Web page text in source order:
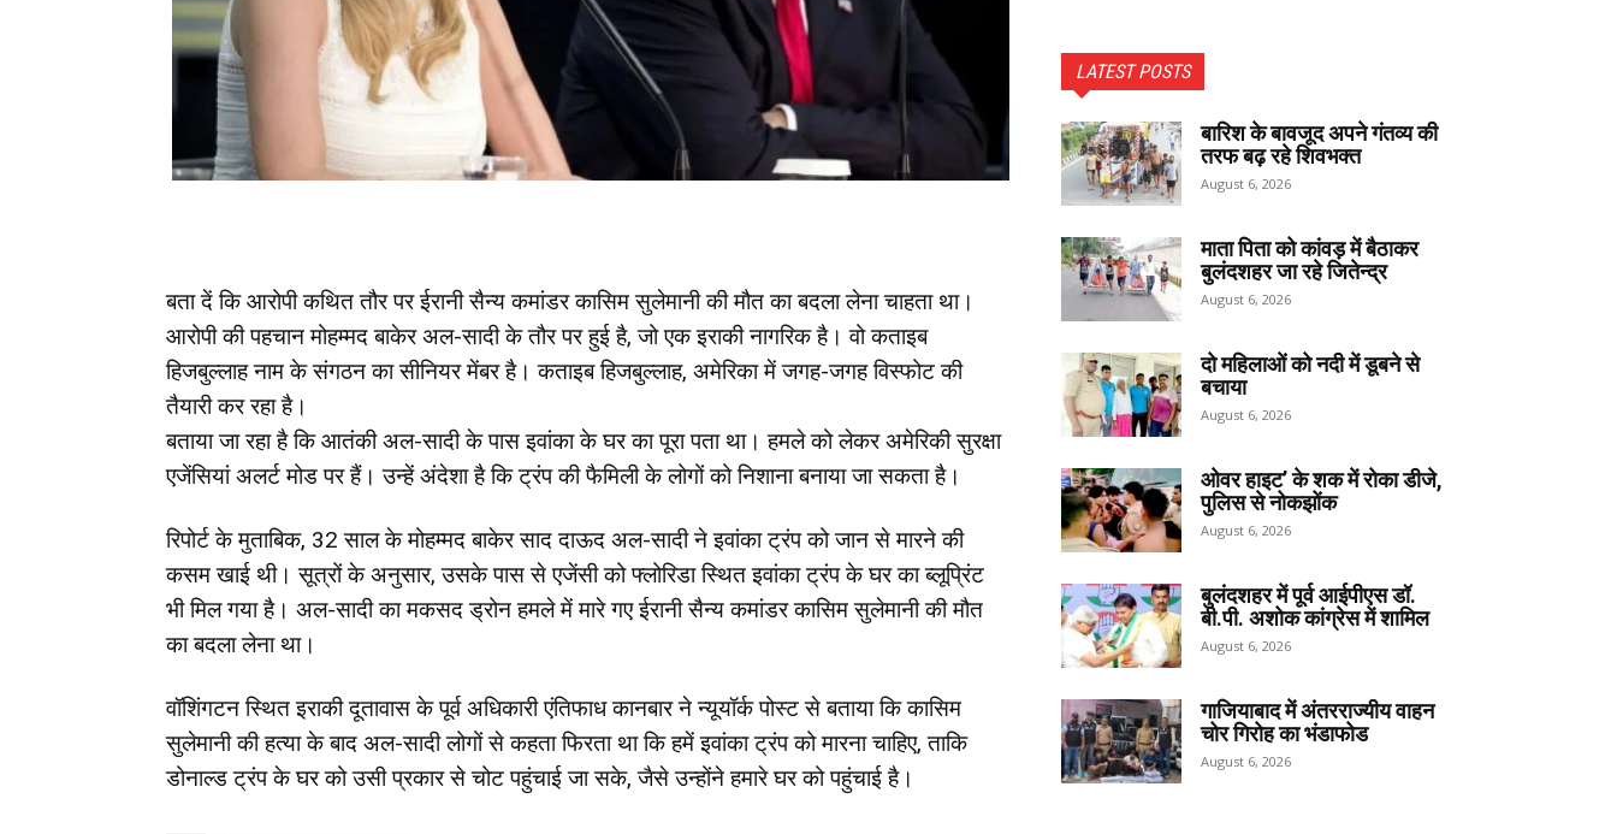
बता दें कि आरोपी कथित तौर पर ईरानी सैन्य कमांडर कासिम सुलेमानी की मौत का बदला लेना चाहता था।
आरोपी की पहचान मोहम्मद बाकेर अल-सादी के तौर पर हुई है, जो एक इराकी नागरिक है। वो कताइब
हिजबुल्लाह नाम के संगठन का सीनियर मेंबर है। कताइब हिजबुल्लाह, अमेरिका में जगह-जगह विस्फोट की
तैयारी कर रहा है।
बताया जा रहा है कि आतंकी अल-सादी के पास इवांका के घर का पूरा पता था। हमले को लेकर अमेरिकी सुरक्षा
एजेंसियां अलर्ट मोड पर हैं। उन्हें अंदेशा है कि ट्रंप की फैमिली के लोगों को निशाना बनाया जा सकता है।
रिपोर्ट के मुताबिक, 32 साल के मोहम्मद बाकेर साद दाऊद अल-सादी ने इवांका ट्रंप को जान से मारने की
कसम खाई थी। सूत्रों के अनुसार, उसके पास से एजेंसी को फ्लोरिडा स्थित इवांका ट्रंप के घर का ब्लूप्रिंट
भी मिल गया है। अल-सादी का मकसद ड्रोन हमले में मारे गए ईरानी सैन्य कमांडर कासिम सुलेमानी की मौत
का बदला लेना था।
वॉशिंगटन स्थित इराकी दूतावास के पूर्व अधिकारी एंतिफाध कानबार ने न्यूयॉर्क पोस्ट से बताया कि कासिम
सुलेमानी की हत्या के बाद अल-सादी लोगों से कहता फिरता था कि हमें इवांका ट्रंप को मारना चाहिए, ताकि
डोनाल्ड ट्रंप के घर को उसी प्रकार से चोट पहुंचाई जा सके, जैसे उन्होंने हमारे घर को पहुंचाई है।
LATEST POSTS
बारिश के बावजूद अपने गंतव्य की
तरफ बढ़ रहे शिवभक्त
August 6, 2026
माता पिता को कांवड़ में बैठाकर
बुलंदशहर जा रहे जितेन्द्र
August 6, 2026
दो महिलाओं को नदी में डूबने से
बचाया
August 6, 2026
ओवर हाइट’ के शक में रोका डीजे,
पुलिस से नोकझोंक
August 6, 2026
बुलंदशहर में पूर्व आईपीएस डॉ.
बी.पी. अशोक कांग्रेस में शामिल
August 6, 2026
गाजियाबाद में अंतरराज्यीय वाहन
चोर गिरोह का भंडाफोड
August 6, 2026